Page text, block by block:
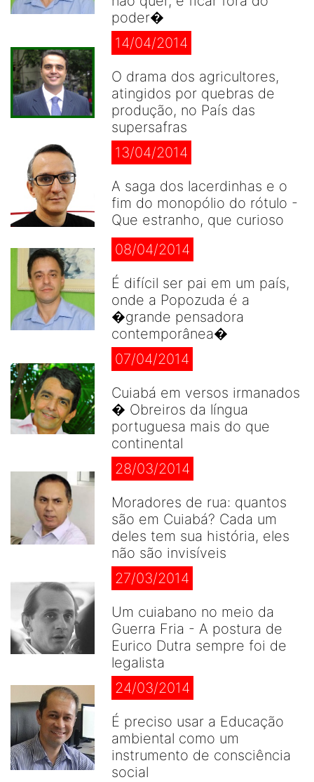
poder�
14/04/2014
O drama dos agricultores,
atingidos por quebras de
produção, no País das
supersafras
13/04/2014
A saga dos lacerdinhas e o
fim do monopólio do rótulo -
Que estranho, que curioso
08/04/2014
É difícil ser pai em um país,
onde a Popozuda é a
�grande pensadora
contemporânea�
07/04/2014
Cuiabá em versos irmanados
� Obreiros da língua
portuguesa mais do que
continental
28/03/2014
Moradores de rua: quantos
são em Cuiabá? Cada um
deles tem sua história, eles
não são invisíveis
27/03/2014
Um cuiabano no meio da
Guerra Fria - A postura de
Eurico Dutra sempre foi de
legalista
24/03/2014
É preciso usar a Educação
ambiental como um
instrumento de consciência
social